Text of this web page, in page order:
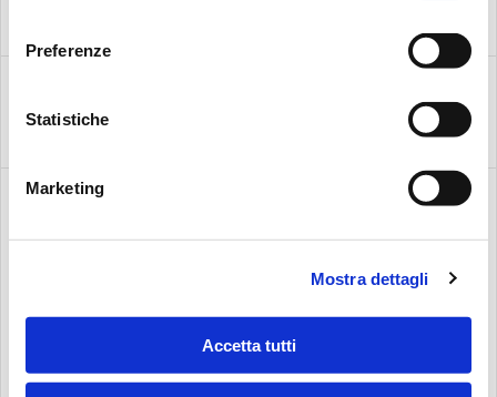
Preferenze
Statistiche
Marketing
Mostra dettagli
Accetta tutti
INDICATORS